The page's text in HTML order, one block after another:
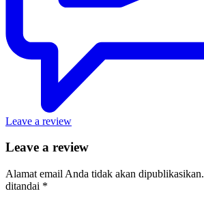
Leave a review
Leave a review
Alamat email Anda tidak akan dipublikasikan.
ditandai *